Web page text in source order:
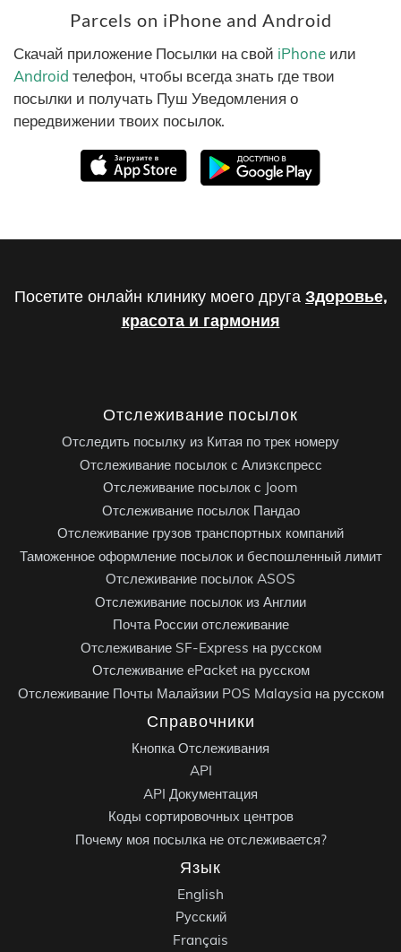
Parcels on iPhone and Android
Скачай приложение Посылки на свой iPhone или
Android телефон, чтобы всегда знать где твои
посылки и получать Пуш Уведомления о
передвижении твоих посылок.
Посетите онлайн клинику моего друга Здоровье,
красота и гармония
Отслеживание посылок
Отследить посылку из Китая по трек номеру
Отслеживание посылок с Алиэкспресс
Отслеживание посылок с Joom
Отслеживание посылок Пандао
Отслеживание грузов транспортных компаний
Таможенное оформление посылок и беспошленный лимит
Отслеживание посылок ASOS
Отслеживание посылок из Англии
Почта России отслеживание
Отслеживание SF-Express на русском
Отслеживание ePacket на русском
Отслеживание Почты Малайзии POS Malaysia на русском
Справочники
Кнопка Отслеживания
API
API Документация
Коды сортировочных центров
Почему моя посылка не отслеживается?
Язык
English
Русский
Français